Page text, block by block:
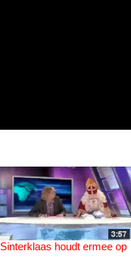
Sinterklaas houdt ermee op